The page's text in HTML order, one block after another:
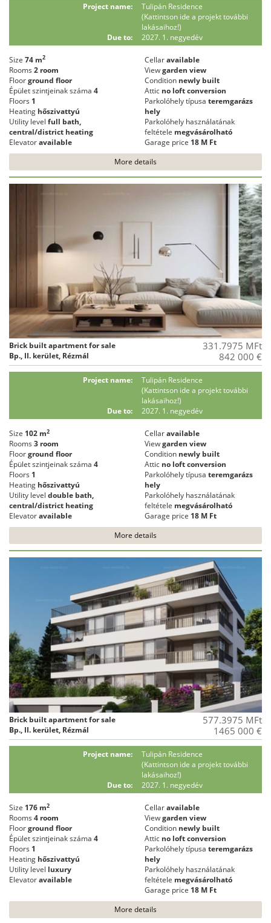
Project name:
Tulipán Residence
(Kattintson ide a projekt további
lakásaihoz!)
Due to:
2027. 1. negyedév
Size 74 m2
Rooms 2 room
Floorground floor
Épület szintjeinak száma 4
Floors 1
Heating hőszivattyú
Utility level full bath,
central/district heating
Elevatoravailable
Cellaravailable
Viewgarden view
Condition newly built
Attic no loft conversion
Parkolóhely típusa teremgarázs
hely
Parkolóhely használatának
feltétele megvásárolható
Garage price 18 M Ft
More details
Brick built apartment for sale
Bp., II. kerület, Rézmál
331.7975 MFt
842 000 €
Project name:
Tulipán Residence
(Kattintson ide a projekt további
lakásaihoz!)
Due to:
2027. 1. negyedév
Size 102 m2
Rooms 3 room
Floorground floor
Épület szintjeinak száma 4
Floors 1
Heating hőszivattyú
Utility level double bath,
central/district heating
Elevatoravailable
Cellaravailable
Viewgarden view
Condition newly built
Attic no loft conversion
Parkolóhely típusa teremgarázs
hely
Parkolóhely használatának
feltétele megvásárolható
Garage price 18 M Ft
More details
Brick built apartment for sale
Bp., II. kerület, Rézmál
577.3975 MFt
1465 000 €
Project name:
Tulipán Residence
(Kattintson ide a projekt további
lakásaihoz!)
Due to:
2027. 1. negyedév
Size 176 m2
Rooms 4 room
Floorground floor
Épület szintjeinak száma 4
Floors 1
Heating hőszivattyú
Utility level luxury
Elevatoravailable
Cellaravailable
Viewgarden view
Condition newly built
Attic no loft conversion
Parkolóhely típusa teremgarázs
hely
Parkolóhely használatának
feltétele megvásárolható
Garage price 18 M Ft
More details